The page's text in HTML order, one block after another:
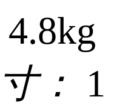
4.8kg
： 1